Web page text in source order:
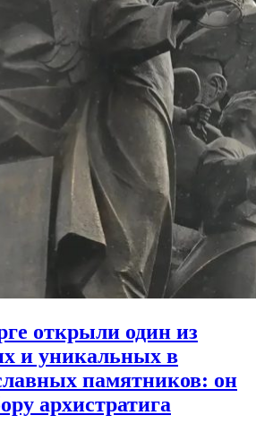
открыли один из
и уникальных в
памятников: он
архистратига